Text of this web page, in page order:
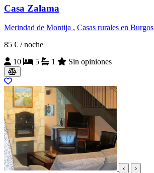
Casa Zalama
Merindad de Montija , Casas rurales en Burgos
85 € / noche
10
5 1 Sin opiniones
‹ ›